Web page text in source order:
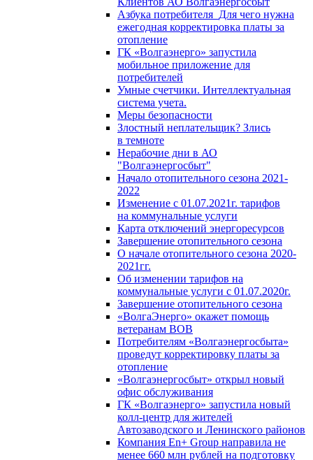
Азбука потребителя_Для чего нужна
ежегодная корректировка платы за
отопление
ГК «Волгаэнерго» запустила
мобильное приложение для
потребителей
Умные счетчики. Интеллектуальная
система учета.
Меры безопасности
Злостный неплательщик? Злись
в темноте
Нерабочие дни в АО
"Волгаэнергосбыт"
Начало отопительного сезона 2021-
2022
Изменение с 01.07.2021г. тарифов
на коммунальные услуги
Карта отключений энергоресурсов
Завершение отопительного сезона
О начале отопительного сезона 2020-
2021гг.
Об изменении тарифов на
коммунальные услуги с 01.07.2020г.
Завершение отопительного сезона
«ВолгаЭнерго» окажет помощь
ветеранам ВОВ
Потребителям «Волгаэнергосбыта»
проведут корректировку платы за
отопление
«Волгаэнергосбыт» открыл новый
офис обслуживания
ГК «Волгаэнерго» запустила новый
колл-центр для жителей
Автозаводского и Ленинского районов
Компания En+ Group направила не
менее 660 млн рублей на подготовку